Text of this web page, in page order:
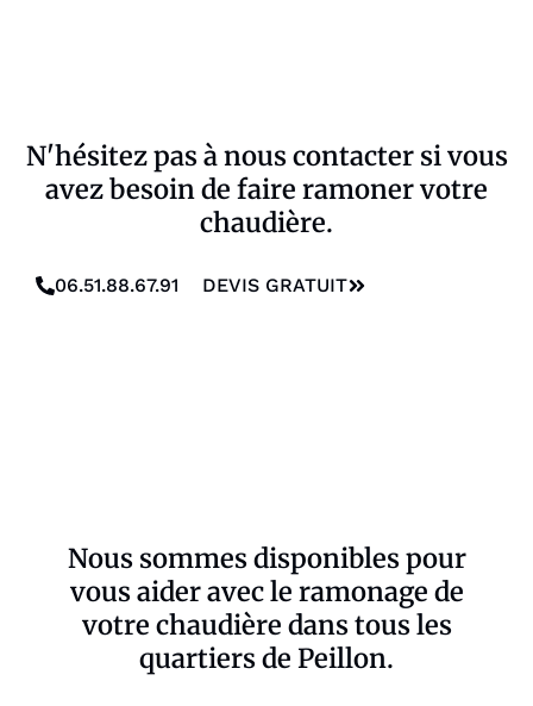
N'hésitez pas à nous contacter si vous
avez besoin de faire ramoner votre
chaudière.
06.51.88.67.91 DEVIS GRATUIT
Nous sommes disponibles pour
vous aider avec le ramonage de
votre chaudière dans tous les
quartiers de Peillon.